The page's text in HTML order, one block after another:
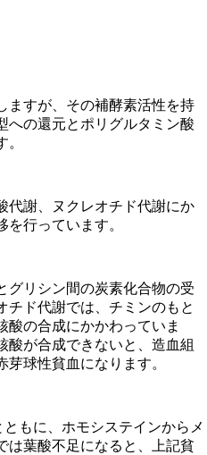
ますが、その補酵素活性を持
への還元とポリグルタミン酸
代謝、ヌクレオチド代謝にか
行っています。
グリシン間の炭素化合物の受
チド代謝では、チミンのもと
酸の合成にかかわっていま
酸が合成できないと、造血組
球性貧血になります。
もに、ホモシステインからメ
は葉酸不足になると、上記貧